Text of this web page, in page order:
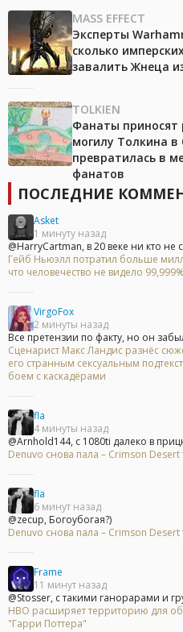
MASS EFFECT
Эксперты
сколько
завалить Жнеца
TOLKIEN
Фанаты приносят
могилу Толкина
превратилась в
фанатов
ПОСЛЕДНИЕ
Asket
1 минуту назад
@HarryCartman, в 20 веке ни кто не
Гейб Ньюэлл потратил больше
что человечество не видело
VirgoFox
2 минуты назад
Все претензии по факту, но он
Сценарист Макс Ландис разнёс
его странным сексуальным
боем с каскадёрами
fla
4 минуты назад
@Arnhold144, с 1080ti далеко в
Denuvo снова пала – Crimson
fla
6 минут назад
@zecup, Богоубогая?)
Denuvo снова пала – Crimson
Frame
11 минут назад
@Stosser, с такими ганорарами и
HBO расширяет территорию для
"Гарри Поттера"